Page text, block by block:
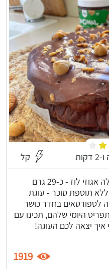
קל
עוגת גבינה חלבון שוקולד פרוטלה אגוזי לוז - כ-29 גרם
ללא תוספת סוכר - עוגת
לספורטאים בחדר כושר
היומי שלהם, תכינו עם
יצאה לכם העוגה!
1919